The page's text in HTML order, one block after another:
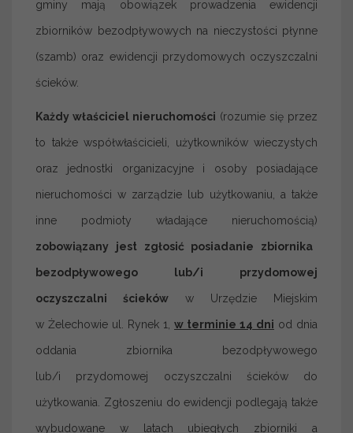
gminy mają obowiązek prowadzenia ewidencji
zbiorników bezodpływowych na nieczystości płynne
(szamb) oraz ewidencji przydomowych oczyszczalni
ścieków.
Każdy właściciel nieruchomości (rozumie się przez
to także współwłaścicieli, użytkowników wieczystych
oraz jednostki organizacyjne i osoby posiadające
nieruchomości w zarządzie lub użytkowaniu, a także
inne podmioty władające nieruchomością)
zobowiązany jest zgłosić posiadanie zbiornika
bezodpływowego lub/i przydomowej
oczyszczalni ścieków w Urzędzie Miejskim
w Żelechowie ul. Rynek 1, w terminie 14 dni od dnia
oddania zbiornika bezodpływowego
lub/i przydomowej oczyszczalni ścieków do
użytkowania. Zgłoszeniu do ewidencji podlegają także
wybudowane w latach ubiegłych zbiorniki a